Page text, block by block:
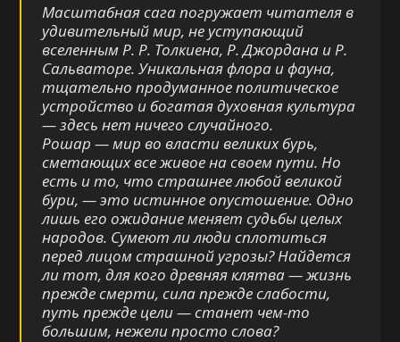
Масштабная сага погружает читателя в
удивительный мир, не уступающий
вселенным Р. Р. Толкиена, Р. Джордана и Р.
Сальваторе. Уникальная флора и фауна,
тщательно продуманное политическое
устройство и богатая духовная культура
— здесь нет ничего случайного.
Рошар — мир во власти великих бурь,
сметающих все живое на своем пути. Но
есть и то, что страшнее любой великой
бури, — это истинное опустошение. Одно
лишь его ожидание меняет судьбы целых
народов. Сумеют ли люди сплотиться
перед лицом страшной угрозы? Найдется
ли тот, для кого древняя клятва — жизнь
прежде смерти, сила прежде слабости,
путь прежде цели — станет чем-то
большим, нежели просто слова?